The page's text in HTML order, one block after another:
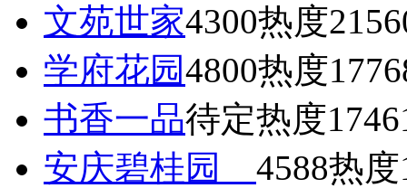
文苑世家4300热度
学府花园4800热度
书香一品待定热度
安庆碧桂园 4588热度